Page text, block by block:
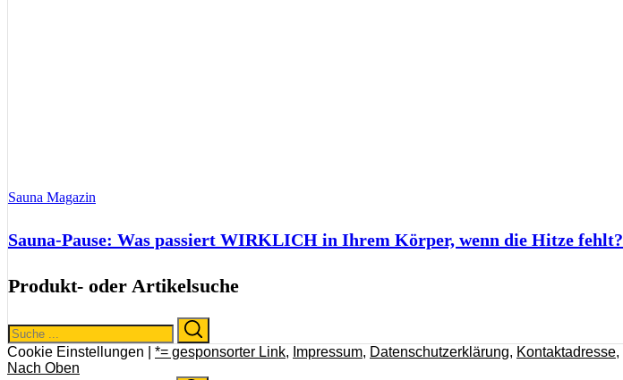
Sauna Magazin
Sauna-Pause: Was passiert WIRKLICH in Ihrem Körper, wenn die Hitze fehlt?
Produkt- oder Artikelsuche
Search
for:
Cookie Einstellungen | *= gesponsorter Link, Impressum, Datenschutzerklärung, Kontaktadresse,
Nach Oben